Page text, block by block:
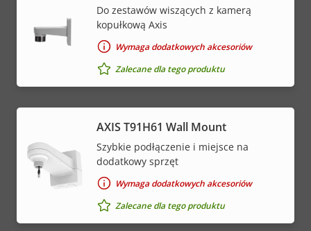
Do zestawów wiszących z kamerą
kopułkową Axis
Wymaga dodatkowych akcesoriów
Zalecane dla tego produktu
AXIS T91H61 Wall Mount
Szybkie podłączenie i miejsce na
dodatkowy sprzęt
Wymaga dodatkowych akcesoriów
Zalecane dla tego produktu